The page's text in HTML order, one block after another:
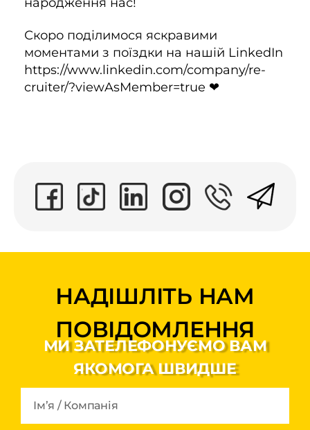
Скоро поділимося яскравими
моментами з поїздки на нашій LinkedIn
https://www.linkedin.com/company/re-
cruiter/?viewAsMember=true ❤
НАДІШЛІТЬ НАМ
ПОВІДОМЛЕННЯ
МИ ЗАТЕЛЕФОНУЄМО ВАМ
ЯКОМОГА ШВИДШЕ